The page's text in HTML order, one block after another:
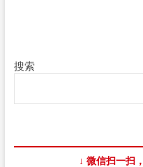
搜索
↓ 微信扫一扫